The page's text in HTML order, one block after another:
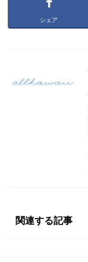
シェア
関連する記事